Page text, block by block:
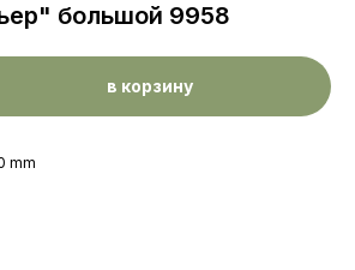
большой 9958
в корзину
mm